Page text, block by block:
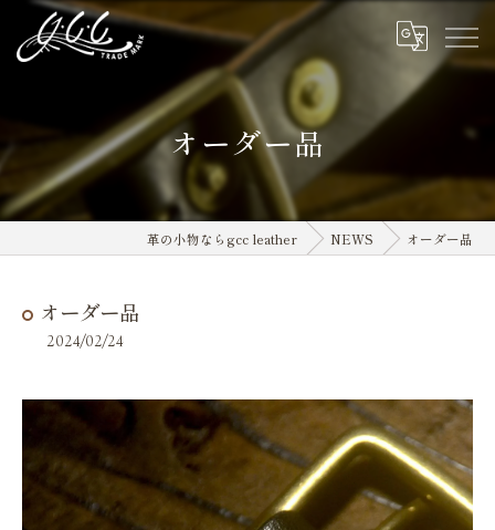
オーダー品
革の小物ならgcc leather NEWS オーダー品
オーダー品
2024/02/24